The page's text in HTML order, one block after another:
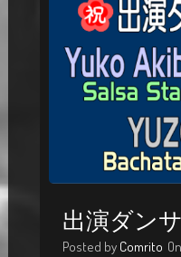
出演ダン
Posted by Comrito On